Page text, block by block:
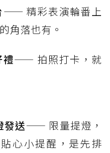
—— 精彩表演輪番上
角落也有。
禮—— 拍照打卡，就
發送—— 限量提燈，
心小提醒，是先排